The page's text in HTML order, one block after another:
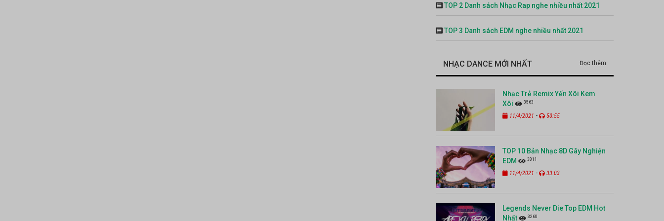
TOP 2 Danh sách Nhạc Rap nghe nhiều nhất 2021
TOP 3 Danh sách EDM nghe nhiều nhất 2021
NHẠC DANCE MỚI NHẤT Đọc thêm
Nhạc Trẻ Remix Yến Xôi Kem
Xôi
3563
11/4/2021 - 50:55
TOP 10 Bản Nhạc 8D Gây Nghiện
EDM
3811
11/4/2021 - 33:03
Legends Never Die Top EDM Hot
Nhất
3260